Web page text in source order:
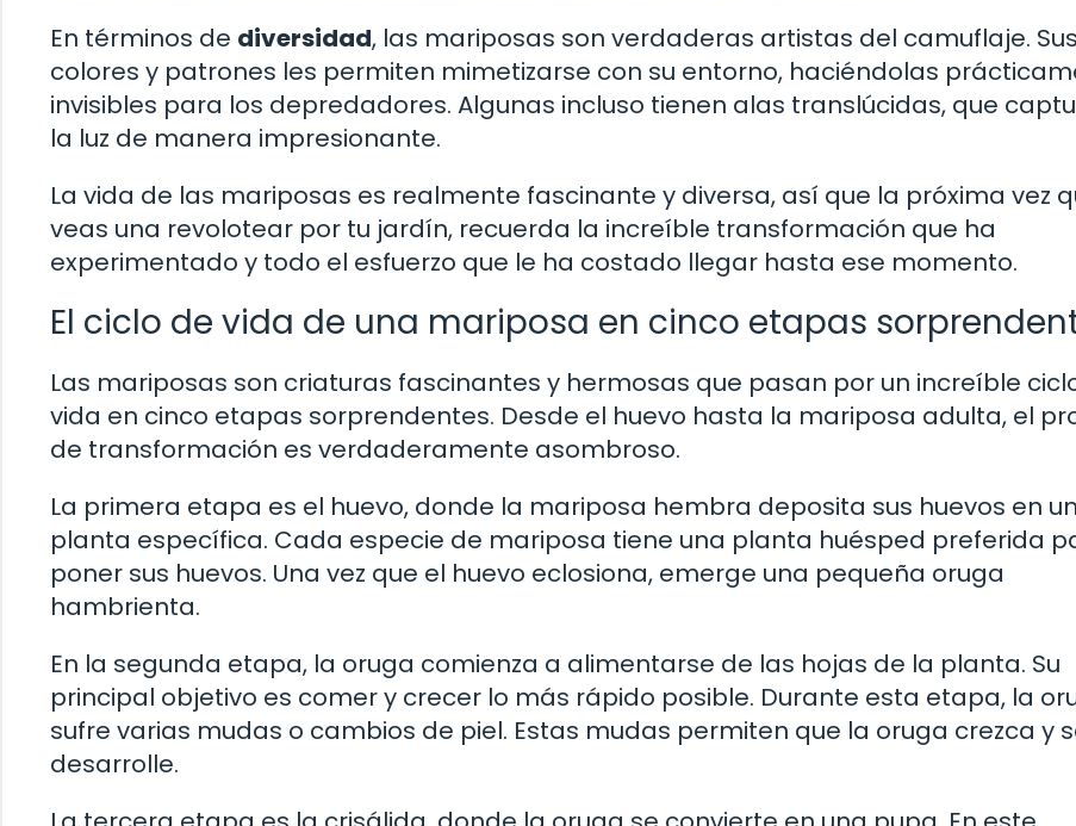
En términos de diversidad, las mariposas son verdaderas artistas del camuflaje. Sus
colores y patrones les permiten mimetizarse con su entorno, haciéndolas
invisibles para los depredadores. Algunas incluso tienen alas translúcidas, que
la luz de manera impresionante.
La vida de las mariposas es realmente fascinante y diversa, así que la próxima vez
veas una revolotear por tu jardín, recuerda la increíble transformación que ha
experimentado y todo el esfuerzo que le ha costado llegar hasta ese momento.
El ciclo de vida de una mariposa en cinco etapas
Las mariposas son criaturas fascinantes y hermosas que pasan por un increíble
vida en cinco etapas sorprendentes. Desde el huevo hasta la mariposa adulta, el
de transformación es verdaderamente asombroso.
La primera etapa es el huevo, donde la mariposa hembra deposita sus huevos en
planta específica. Cada especie de mariposa tiene una planta huésped preferida
poner sus huevos. Una vez que el huevo eclosiona, emerge una pequeña oruga
hambrienta.
En la segunda etapa, la oruga comienza a alimentarse de las hojas de la planta. Su
principal objetivo es comer y crecer lo más rápido posible. Durante esta etapa, la
sufre varias mudas o cambios de piel. Estas mudas permiten que la oruga crezca y
desarrolle.